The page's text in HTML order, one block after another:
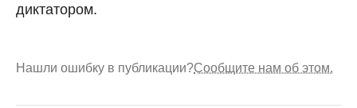
диктатором.
Нашли ошибку в публикации?Сообщите нам об этом.